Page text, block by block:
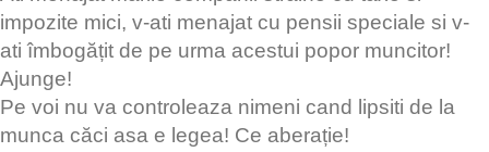
impozite mici, v-ati menajat cu pensii speciale si v-
ati îmbogățit de pe urma acestui popor muncitor!
Ajunge!
Pe voi nu va controleaza nimeni cand lipsiti de la
munca căci asa e legea! Ce aberație!